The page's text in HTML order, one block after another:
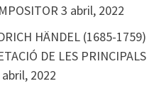
3 abril, 2022
HÄNDEL (1685-1759)
DE LES PRINCIPALS
abril, 2022